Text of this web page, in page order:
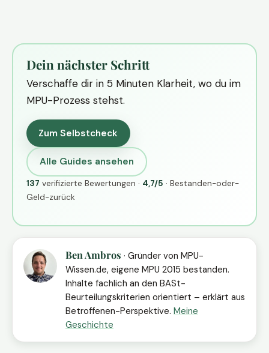
Dein nächster Schritt
Verschaffe dir in 5 Minuten Klarheit, wo du im
MPU-Prozess stehst.
Zum Selbstcheck
Alle Guides ansehen
137 verifizierte Bewertungen · 4,7/5 · Bestanden-oder-
Geld-zurück
Ben Ambros · Gründer von MPU-
Wissen.de, eigene MPU 2015 bestanden.
Inhalte fachlich an den BASt-
Beurteilungskriterien orientiert – erklärt aus
Betroffenen-Perspektive. Meine
Geschichte